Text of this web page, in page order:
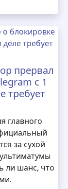
прервал
с 1
требует
главного
за сухой
ли шанс, что